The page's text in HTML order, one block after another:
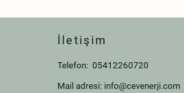
İletişim
Telefon: 05412260720
Mail adresi: info@cevenerji.com